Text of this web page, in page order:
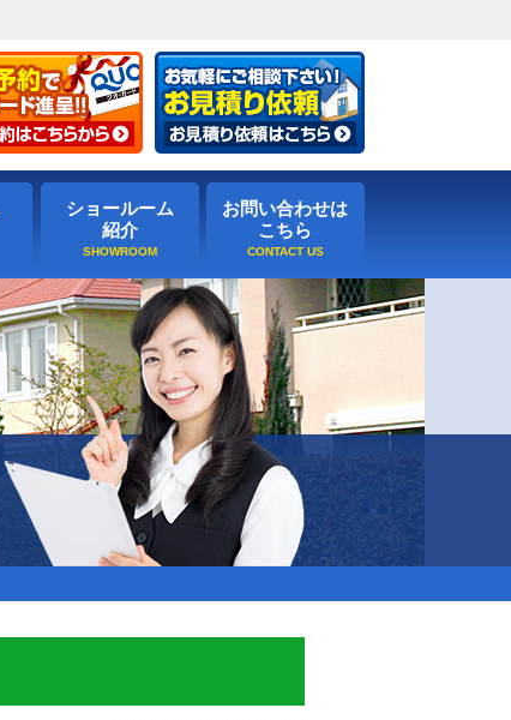
ショールーム
紹介
お問い合わせは
こちら